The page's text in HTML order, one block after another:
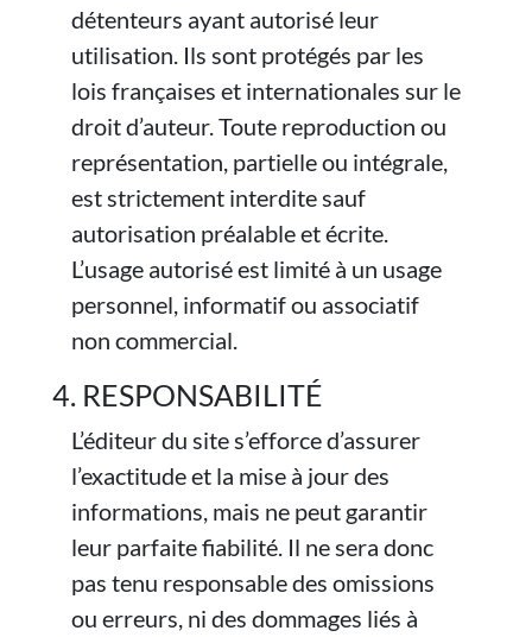
détenteurs ayant autorisé leur
utilisation. Ils sont protégés par les
lois françaises et internationales sur le
droit d’auteur. Toute reproduction ou
représentation, partielle ou intégrale,
est strictement interdite sauf
autorisation préalable et écrite.
L’usage autorisé est limité à un usage
personnel, informatif ou associatif
non commercial.
4. RESPONSABILITÉ
L’éditeur du site s’efforce d’assurer
l’exactitude et la mise à jour des
informations, mais ne peut garantir
leur parfaite fiabilité. Il ne sera donc
pas tenu responsable des omissions
ou erreurs, ni des dommages liés à